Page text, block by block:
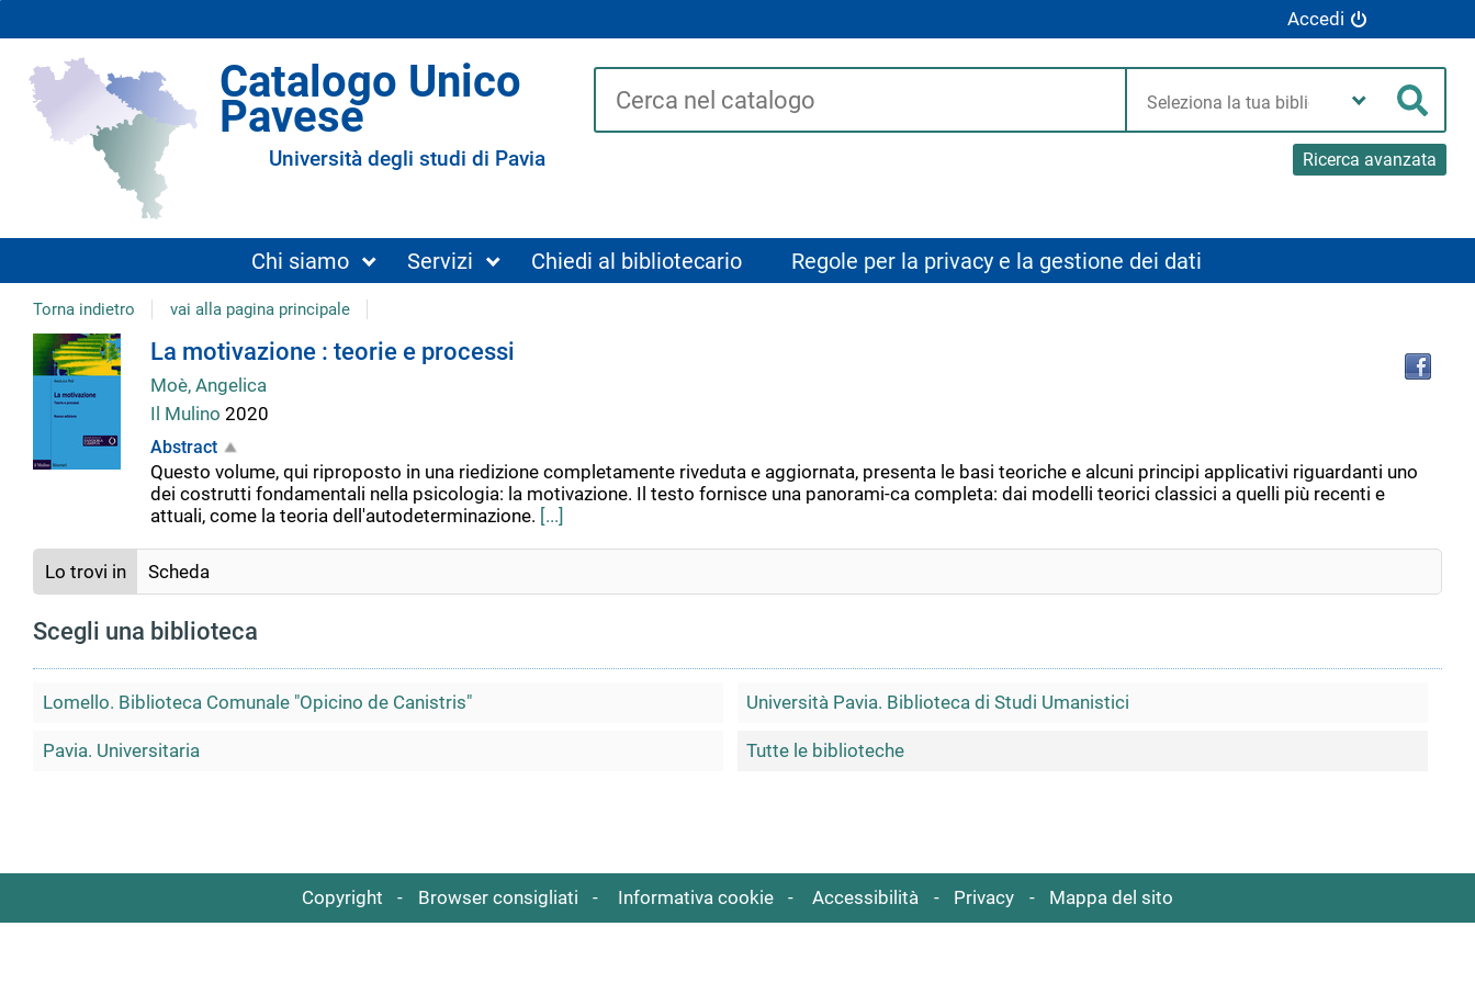
Accedi
Catalogo Unico
Pavese
Università degli studi di Pavia
Cerca su "Catalogo"
Cerca
Ricerca avanzata
Chi siamo Servizi Chiedi al bibliotecario Regole per la privacy e la gestione dei dati
Torna indietro vai alla pagina principale
Dettaglio
del
documento
La motivazione : teorie e processi
Moè, Angelica
Il Mulino 2020
Abstract
Questo volume, qui riproposto in una riedizione completamente riveduta e aggiornata, presenta le basi teoriche e alcuni principi applicativi riguardanti uno
dei costrutti fondamentali nella psicologia: la motivazione. Il testo fornisce una panorami-ca completa: dai modelli teorici classici a quelli più recenti e
attuali, come la teoria dell'autodeterminazione. [...]
Lo trovi in Scheda
Scegli una biblioteca
Lomello. Biblioteca Comunale "Opicino de Canistris" Università Pavia. Biblioteca di Studi Umanistici
Pavia. Universitaria Tutte le biblioteche
Copyright Browser consigliati Informativa cookie Accessibilità Privacy Mappa del sito